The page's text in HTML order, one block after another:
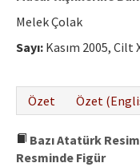
Melek Çolak
Sayı: Kasım 2005, Cilt
Özet
Özet
Bazı Atatürk
Resminde Figür